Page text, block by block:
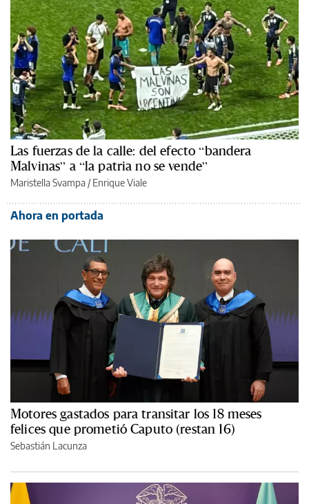
Las fuerzas de la calle: del efecto “bandera
Malvinas” a “la patria no se vende”
Maristella Svampa /Enrique Viale
Ahora en portada
Motores gastados para transitar los 18 meses
felices que prometió Caputo (restan 16)
Sebastián Lacunza